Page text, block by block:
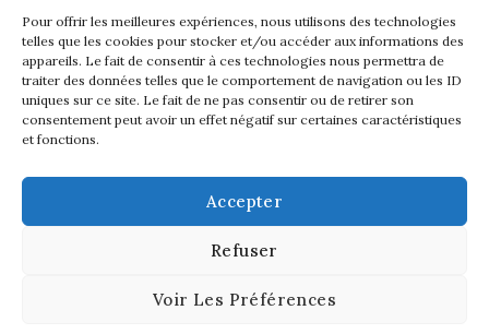
Pour offrir les meilleures expériences, nous utilisons des technologies
telles que les cookies pour stocker et/ou accéder aux informations des
appareils. Le fait de consentir à ces technologies nous permettra de
traiter des données telles que le comportement de navigation ou les ID
uniques sur ce site. Le fait de ne pas consentir ou de retirer son
consentement peut avoir un effet négatif sur certaines caractéristiques
et fonctions.
Accepter
Refuser
Voir Les Préférences